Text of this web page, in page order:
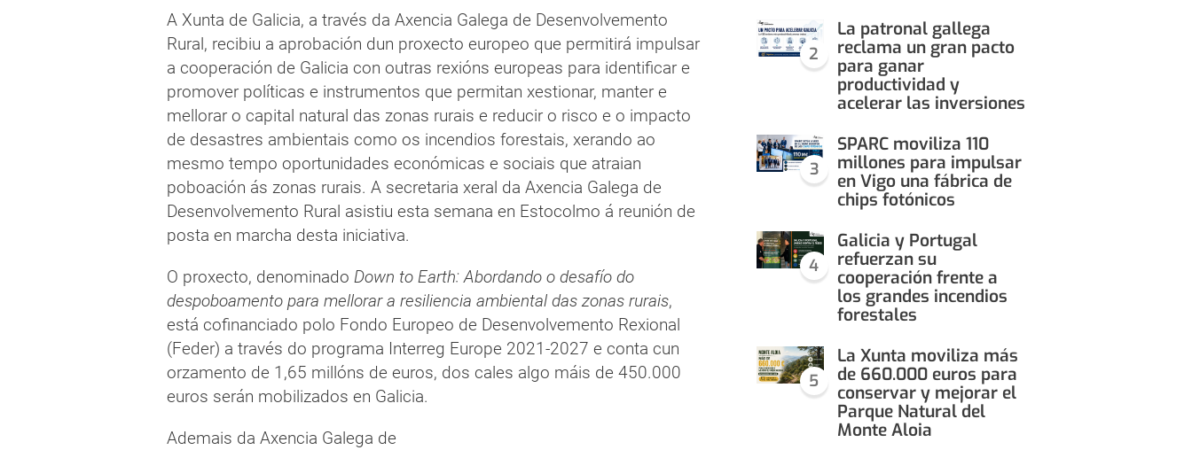
A Xunta de Galicia, a través da Axencia Galega de Desenvolvemento
Rural, recibiu a aprobación dun proxecto europeo que permitirá impulsar
a cooperación de Galicia con outras rexións europeas para identificar e
promover políticas e instrumentos que permitan xestionar, manter e
mellorar o capital natural das zonas rurais e reducir o risco e o impacto
de desastres ambientais como os incendios forestais, xerando ao
mesmo tempo oportunidades económicas e sociais que atraian
poboación ás zonas rurais. A secretaria xeral da Axencia Galega de
Desenvolvemento Rural asistiu esta semana en Estocolmo á reunión de
posta en marcha desta iniciativa.
O proxecto, denominado Down to Earth: Abordando o desafío do
despoboamento para mellorar a resiliencia ambiental das zonas rurais,
está cofinanciado polo Fondo Europeo de Desenvolvemento Rexional
(Feder) a través do programa Interreg Europe 2021-2027 e conta cun
orzamento de 1,65 millóns de euros, dos cales algo máis de 450.000
euros serán mobilizados en Galicia.
Ademais da Axencia Galega de
2
La patronal gallega
reclama un gran pacto
para ganar
productividad y
acelerar las inversiones
3
SPARC moviliza 110
millones para impulsar
en Vigo una fábrica de
chips fotónicos
4
Galicia y Portugal
refuerzan su
cooperación frente a
los grandes incendios
forestales
5
La Xunta moviliza más
de 660.000 euros para
conservar y mejorar el
Parque Natural del
Monte Aloia